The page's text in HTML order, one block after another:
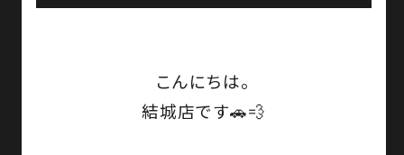
こんにちは。
結城店です🚗💨